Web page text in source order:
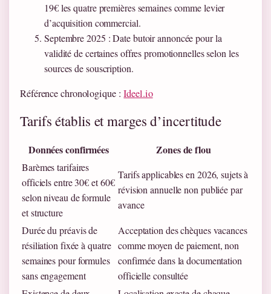
19€ les quatre premières semaines comme levier
d’acquisition commercial.
Septembre 2025 : Date butoir annoncée pour la
validité de certaines offres promotionnelles selon les
sources de souscription.
Référence chronologique :Ideel.io
Tarifs établis et marges d’incertitude
Données confirmées Zones de flou
Barèmes tarifaires
officiels entre 30€ et 60€
selon niveau de formule
et structure
Tarifs applicables en 2026, sujets à
révision annuelle non publiée par
avance
Durée du préavis de
résiliation fixée à quatre
semaines pour formules
sans engagement
Acceptation des chèques vacances
comme moyen de paiement, non
confirmée dans la documentation
officielle consultée